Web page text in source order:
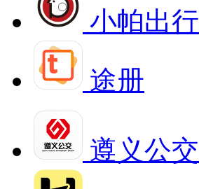
小帕出行
途册
遵义公交